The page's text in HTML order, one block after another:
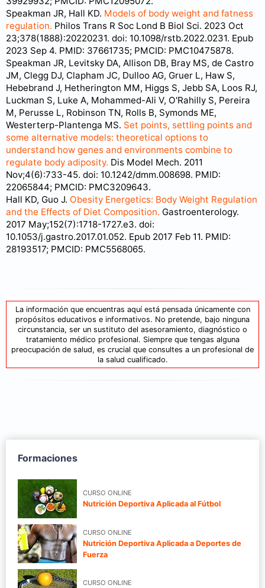
Speakman JR, Hall KD. Models of body weight and fatness
regulation. Philos Trans R Soc Lond B Biol Sci. 2023 Oct
23;378(1888):20220231. doi: 10.1098/rstb.2022.0231. Epub
2023 Sep 4. PMID: 37661735; PMCID: PMC10475878.
Speakman JR, Levitsky DA, Allison DB, Bray MS, de Castro
JM, Clegg DJ, Clapham JC, Dulloo AG, Gruer L, Haw S,
Hebebrand J, Hetherington MM, Higgs S, Jebb SA, Loos RJ,
Luckman S, Luke A, Mohammed-Ali V, O'Rahilly S, Pereira
M, Perusse L, Robinson TN, Rolls B, Symonds ME,
Westerterp-Plantenga MS. Set points, settling points and
some alternative models: theoretical options to
understand how genes and environments combine to
regulate body adiposity. Dis Model Mech. 2011
Nov;4(6):733-45. doi: 10.1242/dmm.008698. PMID:
22065844; PMCID: PMC3209643.
Hall KD, Guo J. Obesity Energetics: Body Weight Regulation
and the Effects of Diet Composition. Gastroenterology.
2017 May;152(7):1718-1727.e3. doi:
10.1053/j.gastro.2017.01.052. Epub 2017 Feb 11. PMID:
28193517; PMCID: PMC5568065.
La información que encuentras aquí está pensada únicamente con
propósitos educativos e informativos. No pretende, bajo ninguna
circunstancia, ser un sustituto del asesoramiento, diagnóstico o
tratamiento médico profesional. Siempre que tengas alguna
preocupación de salud, es crucial que consultes a un profesional de
la salud cualificado.
Formaciones
CURSO ONLINE
Nutrición Deportiva Aplicada al Fútbol
CURSO ONLINE
Nutrición Deportiva Aplicada a Deportes de
Fuerza
CURSO ONLINE